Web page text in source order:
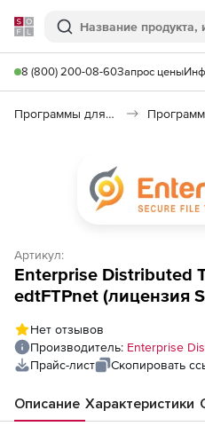
Softline
Поиск
8 (800) 200-08-60Запрос цены
Программы для программирования
Артикул:
Enterprise Distributed
edtFTPnet (лицензия
Нет отзывов
Производитель: Enterprise
Прайс-лист
Скопировать
Описание Характеристики